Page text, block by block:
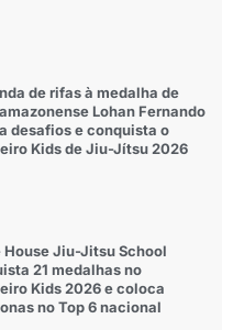
de rifas à medalha de
Lohan Fernando
desafios e conquista o
Kids de Jiu-Jítsu 2026
House Jiu-Jitsu School
21 medalhas no
Kids 2026 e coloca
no Top 6 nacional